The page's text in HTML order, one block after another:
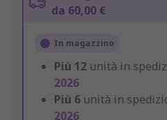
da 60,00 €
In magazzino
Più 12 unità in
2026
Più 6 unità in
2026